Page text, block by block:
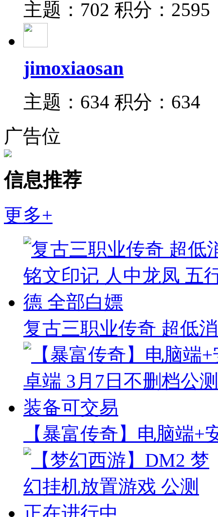
主题：702 积分：2595
jimoxiaosan
主题：634 积分：634
广告位
信息推荐
更多+
复古三职业传奇 超低
【暴富传奇】电脑端+